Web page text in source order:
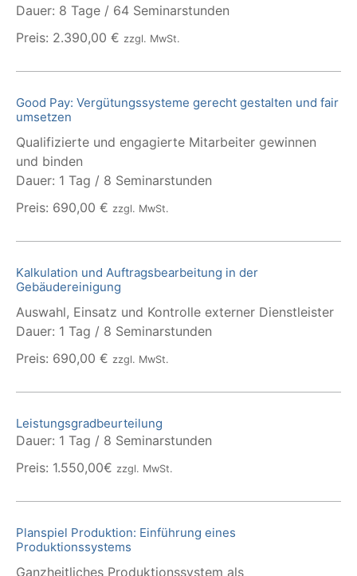
Dauer: 8 Tage / 64 Seminarstunden
Preis: 2.390,00 € zzgl. MwSt.
Good Pay: Vergütungssysteme gerecht gestalten und fair
umsetzen
Qualifizierte und engagierte Mitarbeiter gewinnen
und binden
Dauer: 1 Tag / 8 Seminarstunden
Preis: 690,00 € zzgl. MwSt.
Kalkulation und Auftragsbearbeitung in der
Gebäudereinigung
Auswahl, Einsatz und Kontrolle externer Dienstleister
Dauer: 1 Tag / 8 Seminarstunden
Preis: 690,00 € zzgl. MwSt.
Leistungsgradbeurteilung
Dauer: 1 Tag / 8 Seminarstunden
Preis: 1.550,00€ zzgl. MwSt.
Planspiel Produktion: Einführung eines
Produktionssystems
Ganzheitliches Produktionssystem als